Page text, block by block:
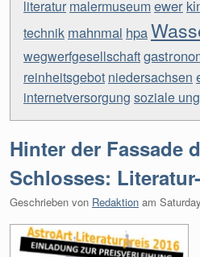
literatur malermuseumewer
technik mahnmal hpa
wegwerfgesellschaft
reinheitsgebot niedersachsen
internetversorgung soziale
Hinter der Fassade
Schlosses:
Geschrieben von Redaktion am